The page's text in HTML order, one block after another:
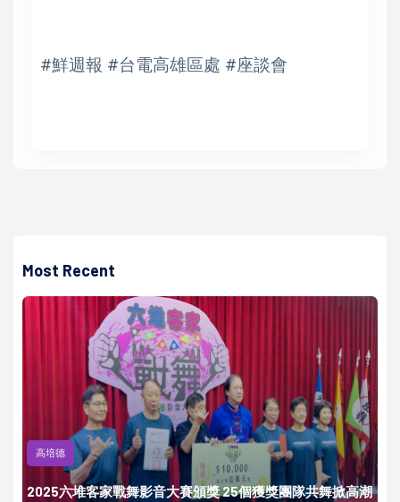
#鮮週報 #台電高雄區處 #座談會
Most Recent
高培德
2025六堆客家戰舞影音大賽頒獎 25個獲獎團隊共舞掀高潮